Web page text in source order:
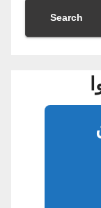
Search